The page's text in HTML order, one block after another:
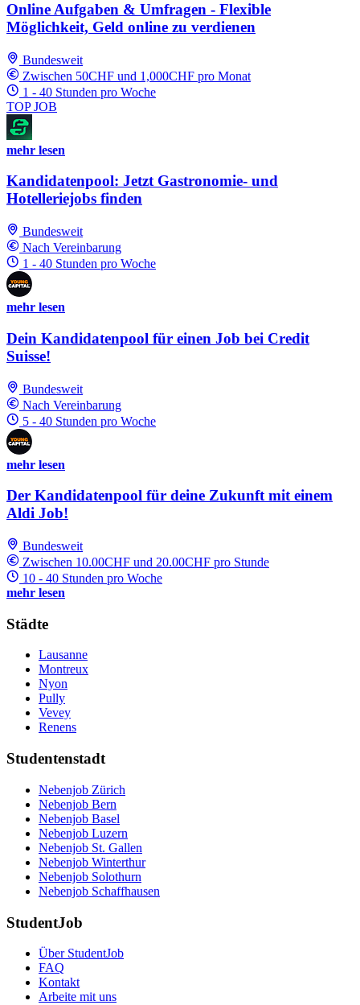
Online Aufgaben & Umfragen - Flexible
Möglichkeit, Geld online zu verdienen
Bundesweit
Zwischen 50CHF und 1,000CHF pro Monat
1 - 40 Stunden pro Woche
TOP JOB
mehr lesen
Kandidatenpool: Jetzt Gastronomie- und
Hotelleriejobs finden
Bundesweit
Nach Vereinbarung
1 - 40 Stunden pro Woche
mehr lesen
Dein Kandidatenpool für einen Job bei Credit
Suisse!
Bundesweit
Nach Vereinbarung
5 - 40 Stunden pro Woche
mehr lesen
Der Kandidatenpool für deine Zukunft mit einem
Aldi Job!
Bundesweit
Zwischen 10.00CHF und 20.00CHF pro Stunde
10 - 40 Stunden pro Woche
mehr lesen
Städte
Lausanne
Montreux
Nyon
Pully
Vevey
Renens
Studentenstadt
Nebenjob Zürich
Nebenjob Bern
Nebenjob Basel
Nebenjob Luzern
Nebenjob St. Gallen
Nebenjob Winterthur
Nebenjob Solothurn
Nebenjob Schaffhausen
StudentJob
Über StudentJob
FAQ
Kontakt
Arbeite mit uns